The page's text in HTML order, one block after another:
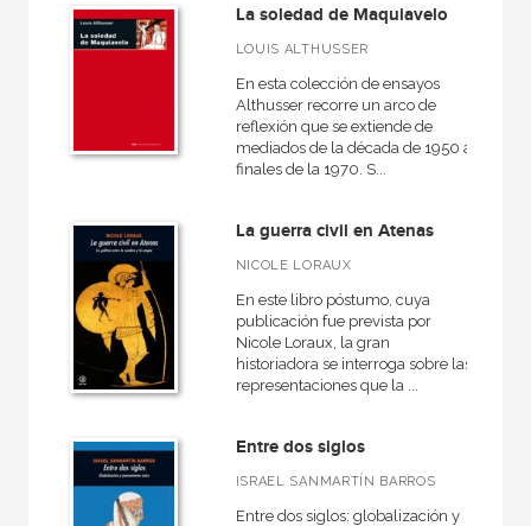
La soledad de Maquiavelo
LOUIS ALTHUSSER
En esta colección de ensayos
Althusser recorre un arco de
reflexión que se extiende de
mediados de la década de 1950 a
finales de la 1970. S...
La guerra civil en Atenas
NICOLE LORAUX
En este libro póstumo, cuya
publicación fue prevista por
Nicole Loraux, la gran
historiadora se interroga sobre las
representaciones que la ...
Entre dos siglos
ISRAEL SANMARTÍN BARROS
Entre dos siglos: globalización y